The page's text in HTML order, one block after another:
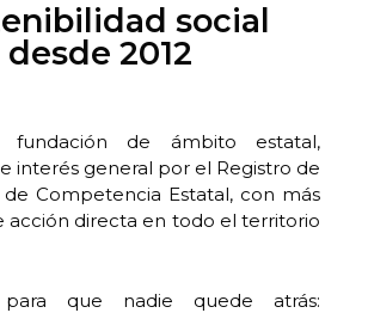
social
desde 2012
fundación de ámbito estatal,
interés general por el Registro de
de Competencia Estatal, con más
acción directa en todo el territorio
para que nadie quede atrás: